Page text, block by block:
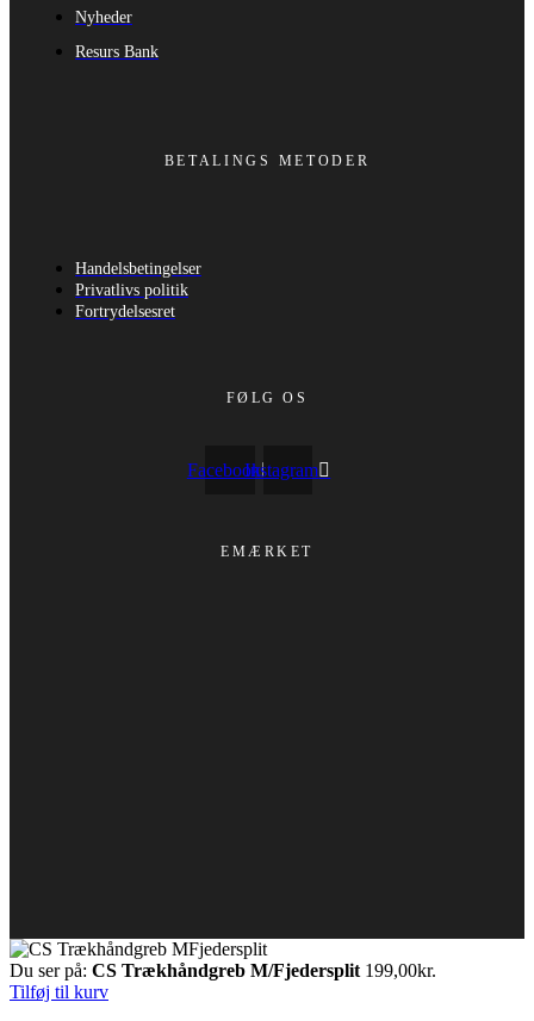
Nyheder
Resurs Bank
BETALINGS METODER
Handelsbetingelser
Privatlivs politik
Fortrydelsesret
FØLG OS
FacebookInstagram
EMÆRKET
Du ser på: CS Trækhåndgreb M/Fjedersplit 199,00kr.
Tilføj til kurv